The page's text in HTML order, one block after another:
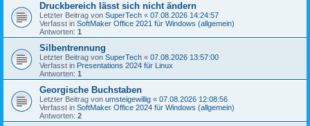
Druckbereich lässt sich nicht ändern
Letzter Beitrag von SuperTech « 07.08.2026 14:24:57
Verfasst in SoftMaker Office 2021 für Windows (allgemein)
Antworten: 1
Silbentrennung
Letzter Beitrag von SuperTech « 07.08.2026 13:57:00
Verfasst in Presentations 2024 für Linux
Antworten: 1
Georgische Buchstaben
Letzter Beitrag von umsteigewillig « 07.08.2026 12:08:56
Verfasst in SoftMaker Office 2024 für Windows (allgemein)
Antworten: 2